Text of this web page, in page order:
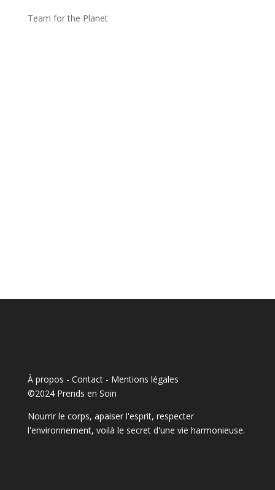
Team for the Planet
À propos - Contact- Mentions légales
©2024 Prends en Soin
Nourrir le corps, apaiser l'esprit, respecter
l'environnement, voilà le secret d'une vie harmonieuse.